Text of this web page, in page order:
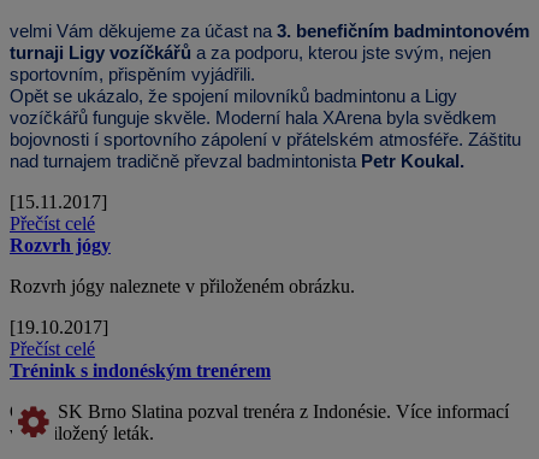
velmi Vám děkujeme za účast na 3. benefičním badmintonovém
turnaji Ligy vozíčkářů a za podporu, kterou jste svým, nejen
sportovním, přispěním vyjádřili.
Opět se ukázalo, že spojení milovníků badmintonu a Ligy
vozíčkářů funguje skvěle. Moderní hala XArena byla svědkem
bojovnosti í sportovního zápolení v přátelském atmosféře. Záštitu
nad turnajem tradičně převzal badmintonista Petr Koukal.
[15.11.2017]
Přečíst celé
Rozvrh jógy
Rozvrh jógy naleznete v přiloženém obrázku.
[19.10.2017]
Přečíst celé
Trénink s indonéským trenérem
Oddíl SK Brno Slatina pozval trenéra z Indonésie. Více informací
viz přiložený leták.